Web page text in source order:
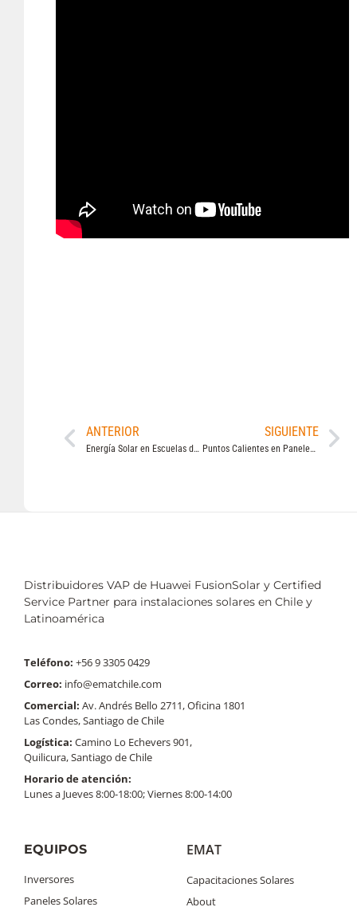
ANTERIOR
Energía Solar en Escuelas de Chile
SIGUIENTE
Puntos Calientes en Paneles Solares y por qué generan Accidentes Eléctricos
Distribuidores VAP de Huawei FusionSolar y Certified
Service Partner para instalaciones solares en Chile y
Latinoamérica
Teléfono: +56 9 3305 0429
Correo: info@ematchile.com
Comercial: Av. Andrés Bello 2711, Oficina 1801
Las Condes, Santiago de Chile
Logística: Camino Lo Echevers 901,
Quilicura, Santiago de Chile
Horario de atención:
Lunes a Jueves 8:00-18:00; Viernes 8:00-14:00
EQUIPOS
Inversores
Paneles Solares
EMAT
Capacitaciones Solares
About